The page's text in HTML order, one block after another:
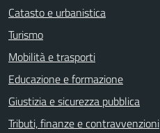
Catasto e urbanistica
Turismo
Mobilità e trasporti
Educazione e formazione
Giustizia e sicurezza pubblica
Tributi, finanze e contravvenzioni